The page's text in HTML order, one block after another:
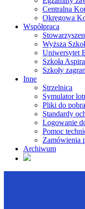
Centralna
Okręgowa
Współpraca
Wyższa
Uniwersytet
Szkoła
Szkoły
Inne
Strzelnica
Symulator
Pliki do
Standardy
Logowanie
Pomoc
Zamówienia
Archiwum